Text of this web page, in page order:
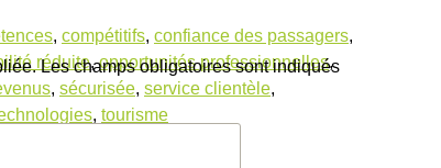
, compétitifs, confiance des passagers,
réduite,opportunités professionnelles,
, sécurisée, service clientèle,
, tourisme
Les champs obligatoires sont indiqués